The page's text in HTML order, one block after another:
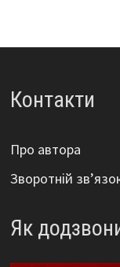
Контакти
Про автора
Зворотній
Як